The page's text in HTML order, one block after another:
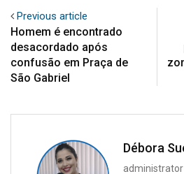
Previous article
Homem é encontrado
desacordado após
confusão em Praça de
São Gabriel
Débora
administrator